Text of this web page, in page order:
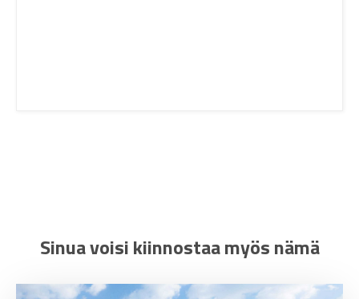
Sinua voisi kiinnostaa myös nämä